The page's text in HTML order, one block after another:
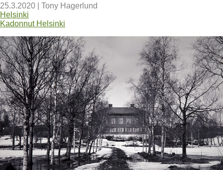
25.3.2020
Tony Hagerlund
Helsinki
Kadonnut Helsinki